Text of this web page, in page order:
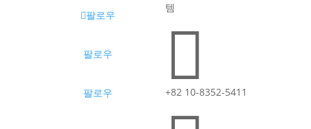
팔로우
팔로우
팔로우
템

+82 10-8352-5411